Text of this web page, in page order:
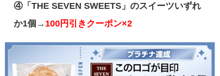
④「THE SEVEN SWEETS」のスイーツいずれ
か1個→ 100円引きクーポン×2